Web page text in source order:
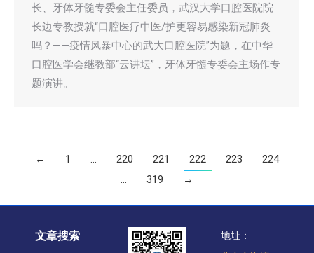
长、牙体牙髓专委会主任委员，武汉大学口腔医院院
长边专教授就“口腔医疗中医/护更容易感染新冠肺炎
吗？——疫情风暴中心的武大口腔医院”为题，在中华
口腔医学会继教部“云讲坛”，牙体牙髓专委会主场作专
题演讲。
← 1 … 220 221 222 223
224
…
319 →
文章搜索
地址：